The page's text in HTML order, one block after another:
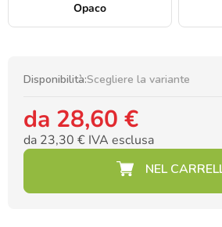
Opaco
Disponibilità:Scegliere la variante
da 28,60 €
da 23,30 € IVA esclusa
Prezzo della misura: